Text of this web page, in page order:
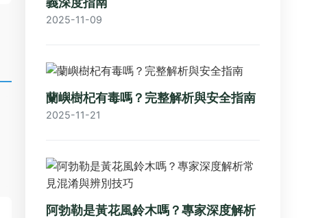
2025-11-09
蘭嶼樹杞有毒嗎？完整解析與安全指南
2025-11-21
阿勃勒是黃花風鈴木嗎？專家深度解析